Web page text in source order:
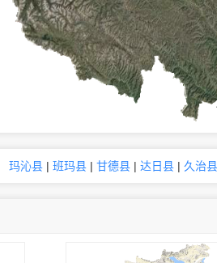
玛沁县 | 班玛县 | 甘德县 | 达日县 | 久治县